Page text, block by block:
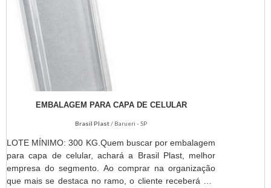
EMBALAGEM PARA CAPA DE CELULAR
Brasil Plast/ Barueri - SP
LOTE MÍNIMO: 300 KG.Quem buscar por embalagem
para capa de celular, achará a Brasil Plast, melhor
empresa do segmento. Ao comprar na organização
que mais se destaca no ramo, o cliente receberá um